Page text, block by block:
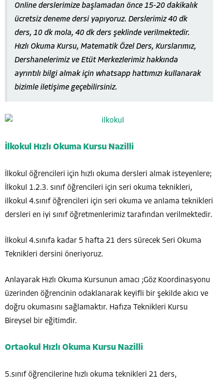
Online derslerimize başlamadan önce 15-20 dakikalık
ücretsiz deneme dersi yapıyoruz. Derslerimiz 40 dk
ders, 10 dk mola, 40 dk ders şeklinde verilmektedir.
Hızlı Okuma Kursu, Matematik Özel Ders, Kurslarımız,
Dershanelerimiz ve Etüt Merkezlerimiz hakkında
ayrıntılı bilgi almak için whatsapp hattımızı kullanarak
bizimle iletişime geçebilirsiniz.
İlkokul Hızlı Okuma Kursu Nazilli
İlkokul öğrencileri için hızlı okuma dersleri almak isteyenlere;
İlkokul 1.2.3. sınıf öğrencileri için seri okuma teknikleri,
ilkokul 4.sınıf öğrencileri için seri okuma ve anlama teknikleri
dersleri en iyi sınıf öğretmenlerimiz tarafından verilmektedir.
İlkokul 4.sınıfa kadar 5 hafta 21 ders sürecek Seri Okuma
Teknikleri dersini öneriyoruz.
Anlayarak Hızlı Okuma Kursunun amacı ;Göz Koordinasyonu
üzerinden öğrencinin odaklanarak keyifli bir şekilde akıcı ve
doğru okumasını sağlamaktır. Hafıza Teknikleri Kursu
Bireysel bir eğitimdir.
Ortaokul Hızlı Okuma Kursu Nazilli
5.sınıf öğrencilerine hızlı okuma teknikleri 21 ders,